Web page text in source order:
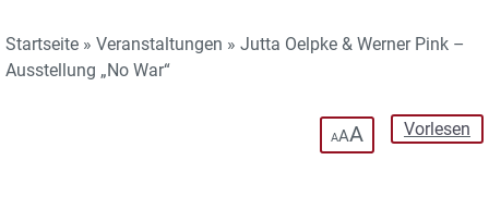
Startseite » Veranstaltungen » Jutta Oelpke & Werner Pink –
Ausstellung „No War“
Vorlesen
AAA